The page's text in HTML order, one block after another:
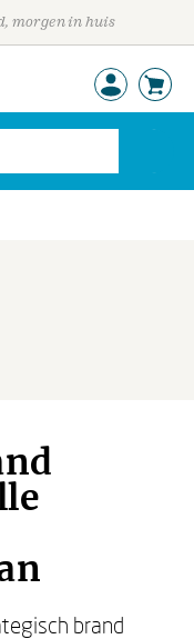
morgen in huis
brand